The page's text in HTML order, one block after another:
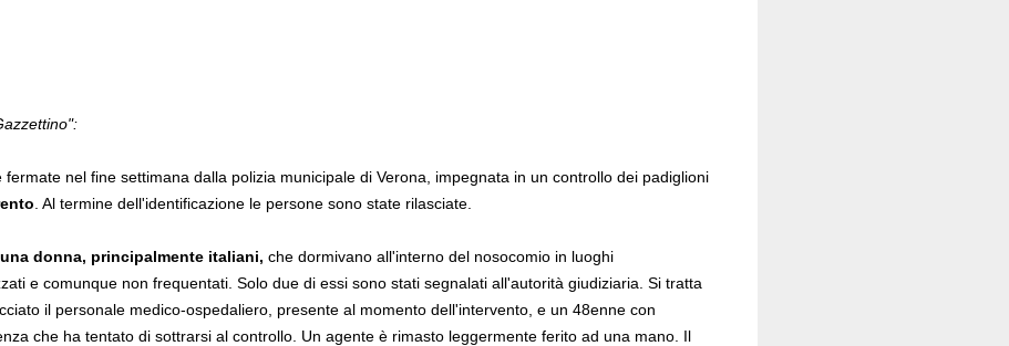
nel fine settimana dalla polizia municipale di Verona, impegnata in un controllo dei padiglioni
. Al termine dell'identificazione le persone sono state rilasciate.
donna, principalmente italiani, che dormivano all'interno del nosocomio in luoghi
e comunque non frequentati. Solo due di essi sono stati segnalati all'autorità giudiziaria. Si tratta
il personale medico-ospedaliero, presente al momento dell'intervento, e un 48enne con
che ha tentato di sottrarsi al controllo. Un agente è rimasto leggermente ferito ad una mano. Il